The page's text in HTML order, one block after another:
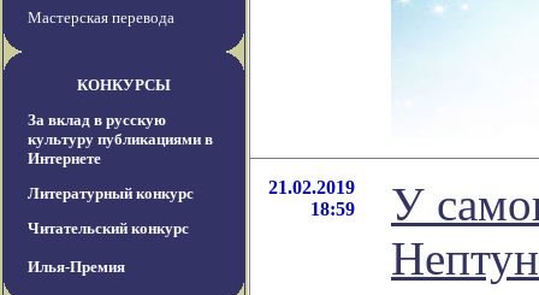
Мастерская перевода
КОНКУРСЫ
За вклад в русскую
культуру публикациями в
Интернете
Литературный конкурс
Читательский конкурс
Илья-Премия
21.02.2019
18:59
У